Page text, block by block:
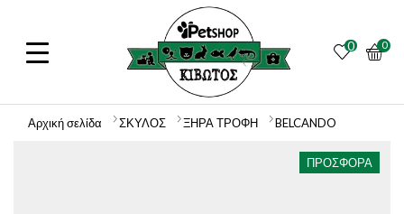
0 0
Αρχική σελίδα ΣΚΥΛΟΣ ΞΗΡΑ ΤΡΟΦΗ BELCANDO
ΠΡΟΣΦΟΡΆ